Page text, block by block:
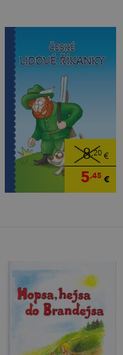
8,20€
5,45€